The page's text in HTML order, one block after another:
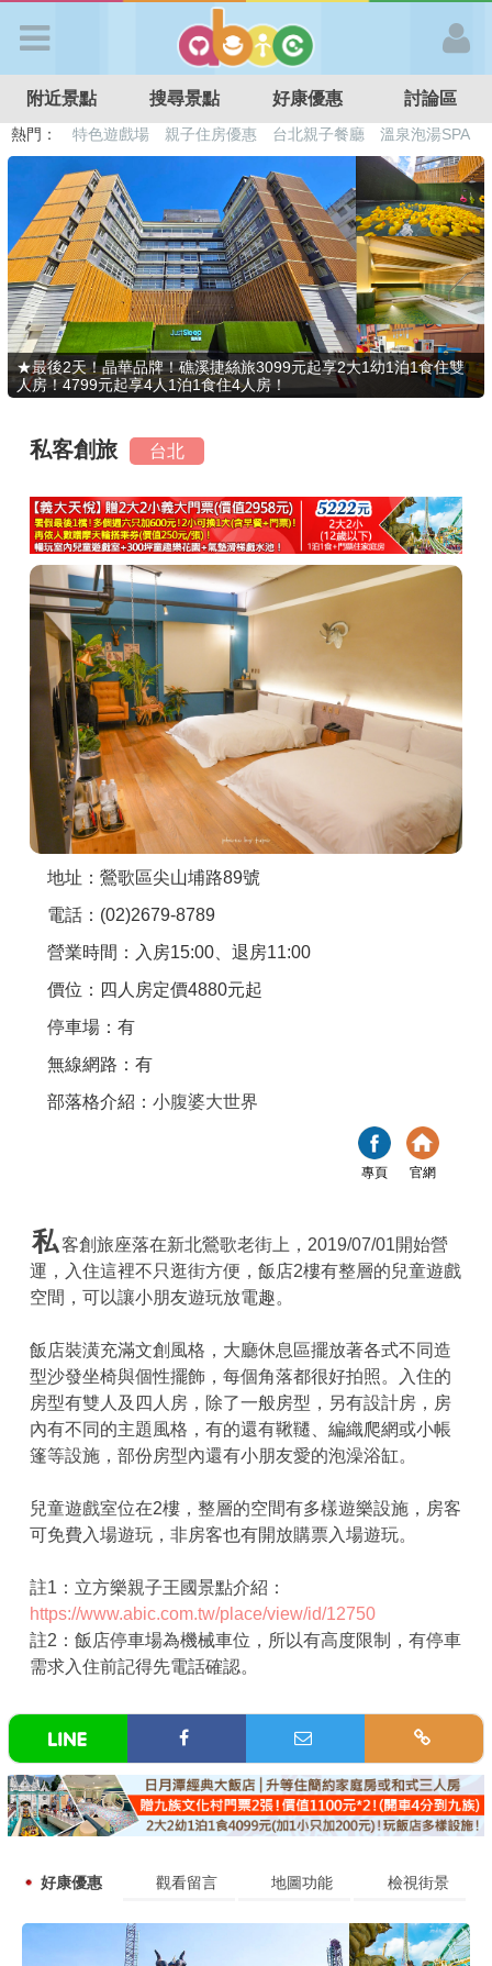
APP登入
首 頁
搜尋景點
好康優惠
最新消息
最新留言
商家合作
推薦景點
討論區
聯絡我們
APP下載
附近景點 搜尋景點 好康優惠 討論區
熱門： 溜滑梯民宿 觀光工廠 DIY摘果
日本親子景點
特色遊戲場
親子住房優惠 台北親子餐廳 溫泉泡湯SPA
★最後2天！晶華品牌！礁溪捷絲旅3099元起享2大1幼1泊1食住雙
人房！4799元起享4人1泊1食住4人房！
私客創旅 台北
地址：鶯歌區尖山埔路89號
電話：(02)2679-8789
營業時間：入房15:00、退房11:00
價位：四人房定價4880元起
停車場：有
無線網路：有
部落格介紹： 小腹婆大世界
專頁 官網
私客創旅座落在新北鶯歌老街上，2019/07/01開始營
運，入住這裡不只逛街方便，飯店2樓有整層的兒童遊戲
空間，可以讓小朋友遊玩放電趣。
飯店裝潢充滿文創風格，大廳休息區擺放著各式不同造
型沙發坐椅與個性擺飾，每個角落都很好拍照。入住的
房型有雙人及四人房，除了一般房型，另有設計房，房
內有不同的主題風格，有的還有鞦韆、編織爬網或小帳
篷等設施，部份房型內還有小朋友愛的泡澡浴缸。
兒童遊戲室位在2樓，整層的空間有多樣遊樂設施，房客
可免費入場遊玩，非房客也有開放購票入場遊玩。
註1：立方樂親子王國景點介紹：
https://www.abic.com.tw/place/view/id/12750
註2：飯店停車場為機械車位，所以有高度限制，有停車
需求入住前記得先電話確認。
好康優惠 觀看留言 地圖功能 檢視街景